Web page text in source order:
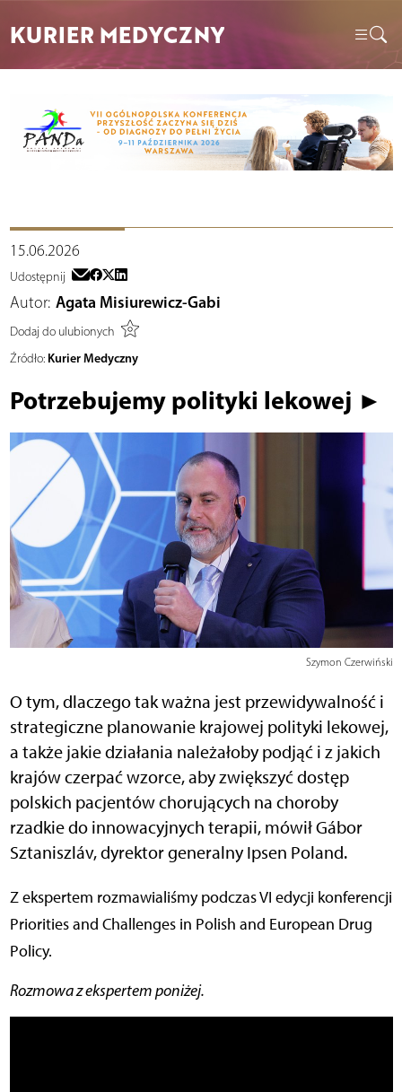
KURIER MEDYCZNY
15.06.2026
Udostępnij
Autor: Agata Misiurewicz-Gabi
Dodaj do ulubionych
Źródło: Kurier Medyczny
Potrzebujemy polityki lekowej ►
Szymon Czerwiński
O tym, dlaczego tak ważna jest przewidywalność i
strategiczne planowanie krajowej polityki lekowej,
a także jakie działania należałoby podjąć i z jakich
krajów czerpać wzorce, aby zwiększyć dostęp
polskich pacjentów chorujących na choroby
rzadkie do innowacyjnych terapii, mówił Gábor
Sztaniszláv, dyrektor generalny Ipsen Poland.
Z ekspertem rozmawialiśmy podczas VI edycji konferencji
Priorities and Challenges in Polish and European Drug
Policy.
Rozmowa z ekspertem poniżej.